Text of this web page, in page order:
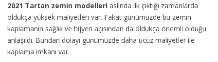
2021
Tartan
Zemin
Modelleri
için
2021 Tartan zemin modelleri aslında ilk çıktığı zamanlarda
oldukça yüksek maliyetleri var. Fakat günümüzde bu zemin
kaplamanın sağlık ve hijyen açısından da oldukça önemli olduğu
anlaşıldı. Bundan dolayı günümüzde daha ucuz maliyetler ile
kaplama imkanı var.